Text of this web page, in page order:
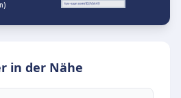
in der Nähe